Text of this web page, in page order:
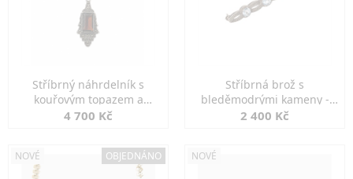
Stříbrný náhrdelník s
kouřovým topazem a
markazity
4 700 Kč
Stříbrná brož s
bleděmodrými kameny -
jemná elegance
2 400 Kč
NOVÉ OBJEDNÁNO NOVÉ